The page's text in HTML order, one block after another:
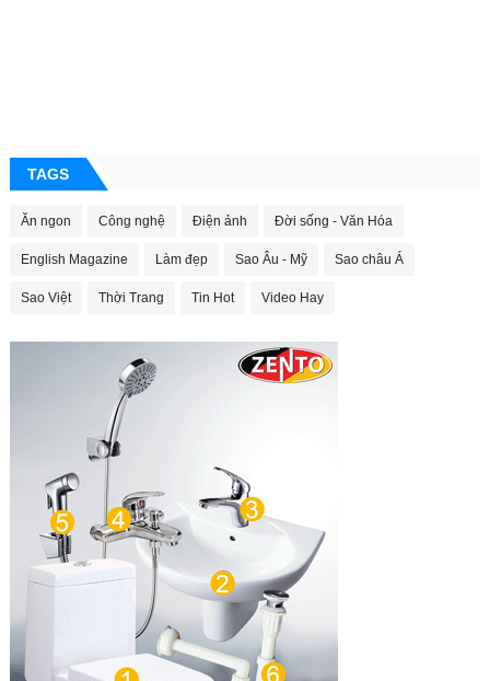
TAGS
Ăn ngon Công nghệ Điện ảnh Đời sống - Văn Hóa
English Magazine Làm đẹp Sao Âu - Mỹ Sao châu Á
Sao Việt Thời Trang Tin Hot Video Hay